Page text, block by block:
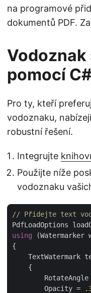
na programové
dokumentů PDF.
Vodoznak
pomocí
Pro ty, kteří
vodoznaku,
robustní řešení.
Integrujte
Použijte níže
vodoznaku
// Přidejte text
PdfLoadOptions
using (Watermarker
{
TextWatermark
    {
RotateAngle
        Opacity =